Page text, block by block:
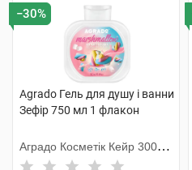
−30%
Agrado Гель для душу і ванни
Зефір 750 мл 1 флакон
Аградо Косметік Кейр 3000
С.Л.У.